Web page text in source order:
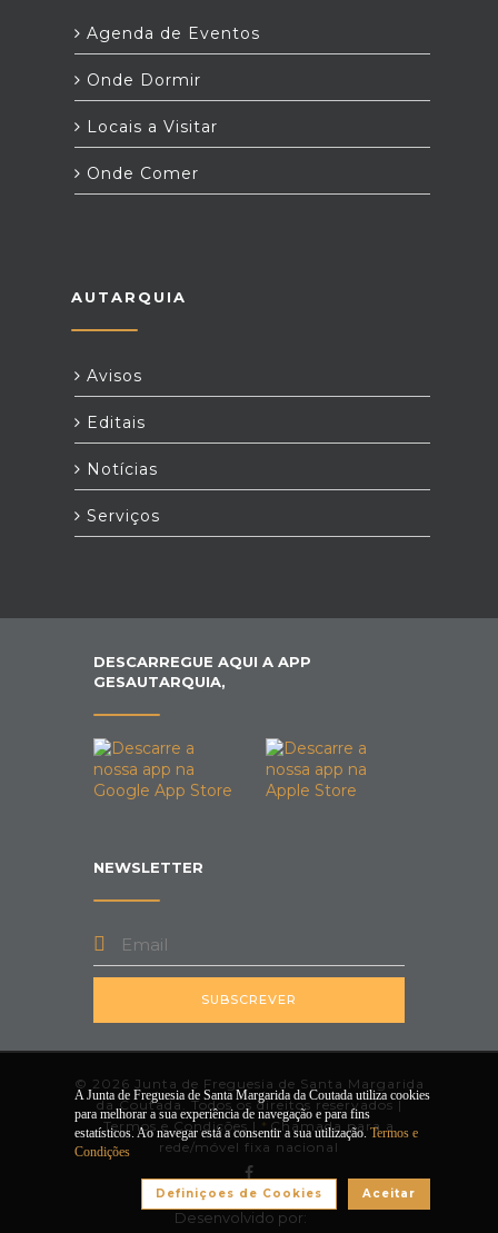
Agenda de Eventos
Onde Dormir
Locais a Visitar
Onde Comer
AUTARQUIA
Avisos
Editais
Notícias
Serviços
DESCARREGUE AQUI A APP
GESAUTARQUIA,
NEWSLETTER
SUBSCREVER
© 2026 Junta de Freguesia de Santa Margarida
da Coutada. Todos os direitos reservados |
Termos e Condições | * Chamada para a
rede/móvel fixa nacional
Desenvolvido por:
A Junta de Freguesia de Santa Margarida da Coutada utiliza cookies
para melhorar a sua experiência de navegação e para fins
estatísticos. Ao navegar está a consentir a sua utilização.Termos e
Condições
Aceitar
Definiçoes de Cookies